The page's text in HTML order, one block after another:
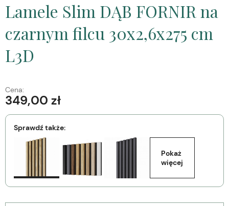
Lamele Slim DĄB FORNIR na
czarnym filcu 30x2,6x275 cm
L3D
Cena:
349,00 zł
Sprawdź także:
Pokaż
więcej